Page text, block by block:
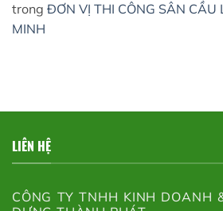
trong ĐƠN VỊ THI CÔNG SÂN CẦU
MINH
LIÊN HỆ
CÔNG TY TNHH KINH DOANH